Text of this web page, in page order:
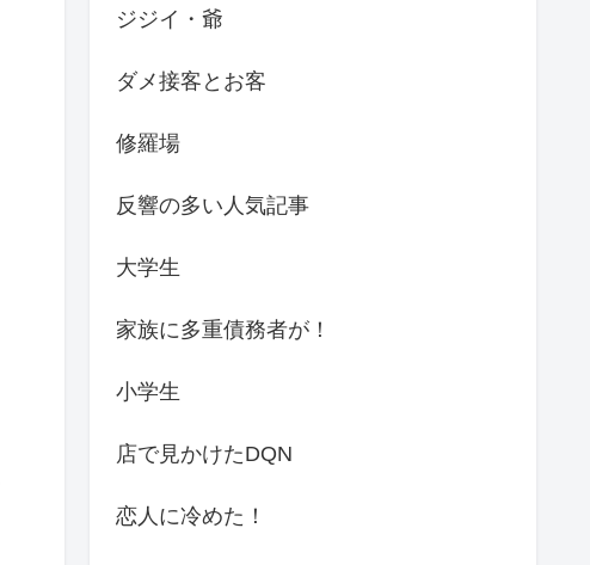
ジジイ・爺
ダメ接客とお客
修羅場
反響の多い人気記事
大学生
家族に多重債務者が！
小学生
店で見かけたDQN
恋人に冷めた！